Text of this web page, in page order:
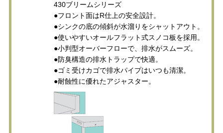
430ブリームシリーズ
●フロント面はR仕上の安全設計。
●シンクの底の傾斜が水溜りをシャットアウト。
●使いやすいオールフラット式スノコ板を採用。
●小判型オーバーフローで、排水がスムーズ。
●防臭構造の排水トラップで快適。
●ゴミ受けカゴで排水パイプはいつも清潔。
●耐蝕性に優れたアジャスター。